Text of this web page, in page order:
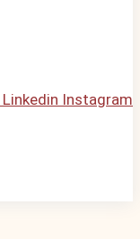
Linkedin Instagram